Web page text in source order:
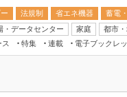
法規制 省エネ機器 蓄電
・データセンター 家庭 都市
特集 連載 電子ブックレ